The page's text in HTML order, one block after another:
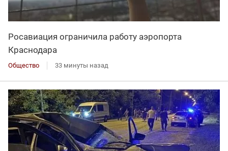
Росавиация ограничила работу аэропорта
Краснодара
Общество 33 минуты назад